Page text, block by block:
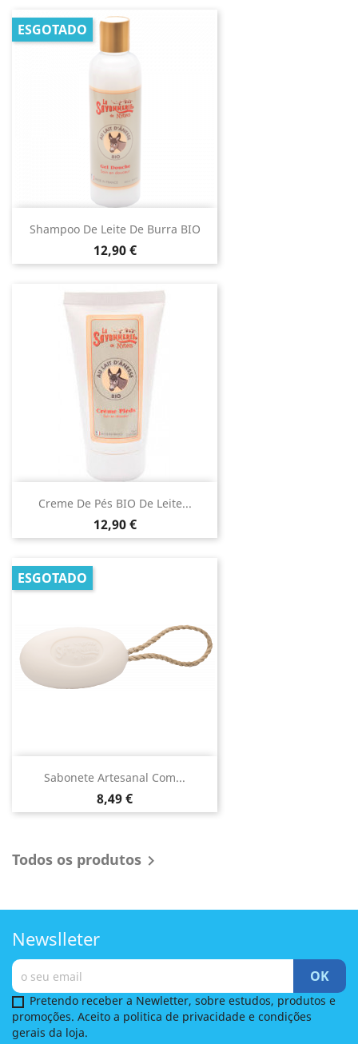
Shampoo De Leite De Burra BIO
Preço
12,90 €
ESGOTADO
Creme De Pés BIO De Leite...
Preço
12,90 €
Sabonete Artesanal Com...
Preço
8,49 €
ESGOTADO
Todos os produtos 
Newslleter
Pretendo receber a Newletter, sobre estudos, produtos e
promoções. Aceito a politica de privacidade e condições
gerais da loja.